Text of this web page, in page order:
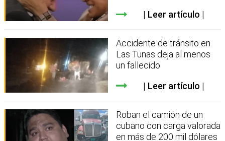
Leer artículo
Accidente de tránsito en
Las Tunas deja al menos
un fallecido
Leer artículo
Roban el camión de un
cubano con carga valorada
en más de 200 mil dólares